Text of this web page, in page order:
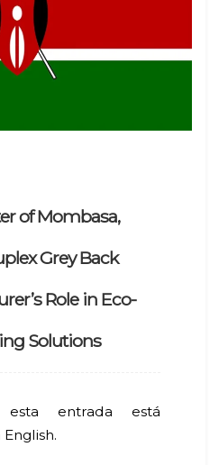
of Mombasa,
Grey Back
Role in Eco-
Solutions
esta entrada está